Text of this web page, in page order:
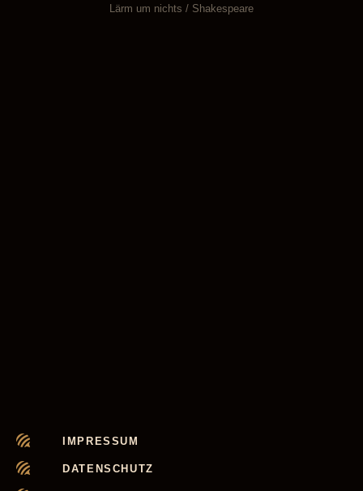
Lärm um nichts / Shakespeare
IMPRESSUM
DATENSCHUTZ